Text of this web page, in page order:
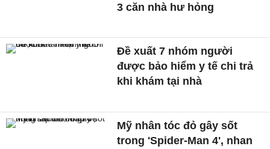
3 căn nhà hư hỏng
Đề xuất 7 nhóm người
được bảo hiểm y tế chi trả
khi khám tại nhà
Mỹ nhân tóc đỏ gây sốt
trong 'Spider-Man 4', nhan